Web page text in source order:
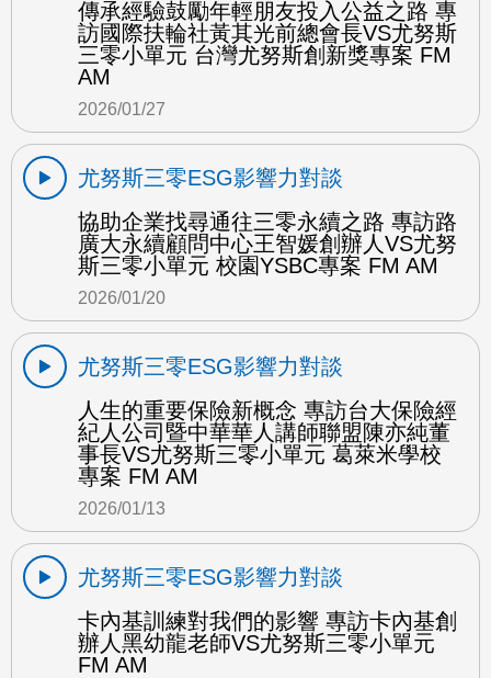
傳承經驗鼓勵年輕朋友投入公益之路 專
訪國際扶輪社黃其光前總會長VS尤努斯
三零小單元 台灣尤努斯創新獎專案 FM
AM
2026/01/27
尤努斯三零ESG影響力對談
協助企業找尋通往三零永續之路 專訪路
廣大永續顧問中心王智媛創辦人VS尤努
斯三零小單元 校園YSBC專案 FM AM
2026/01/20
尤努斯三零ESG影響力對談
人生的重要保險新概念 專訪台大保險經
紀人公司暨中華華人講師聯盟陳亦純董
事長VS尤努斯三零小單元 葛萊米學校
專案 FM AM
2026/01/13
尤努斯三零ESG影響力對談
卡內基訓練對我們的影響 專訪卡內基創
辦人黑幼龍老師VS尤努斯三零小單元
FM AM